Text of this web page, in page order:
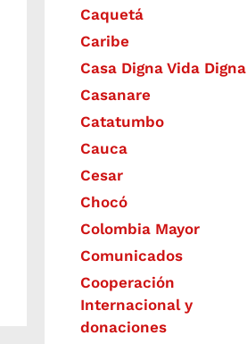
Caquetá
Caribe
Casa Digna Vida Digna
Casanare
Catatumbo
Cauca
Cesar
Chocó
Colombia Mayor
Comunicados
Cooperación
Internacional y
donaciones